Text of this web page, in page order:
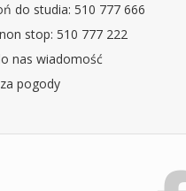
do studia: 510 777 666
stop: 510 777 222
nas wiadomość
pogody